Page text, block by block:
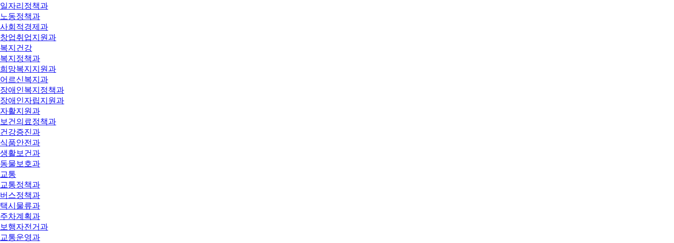
일자리정책과
노동정책과
사회적경제과
창업취업지원과
복지건강
복지정책과
희망복지지원과
어르신복지과
장애인복지정책과
장애인자립지원과
자활지원과
보건의료정책과
건강증진과
식품안전과
생활보건과
동물보호과
교통
교통정책과
버스정책과
택시물류과
주차계획과
보행자전거과
교통운영과